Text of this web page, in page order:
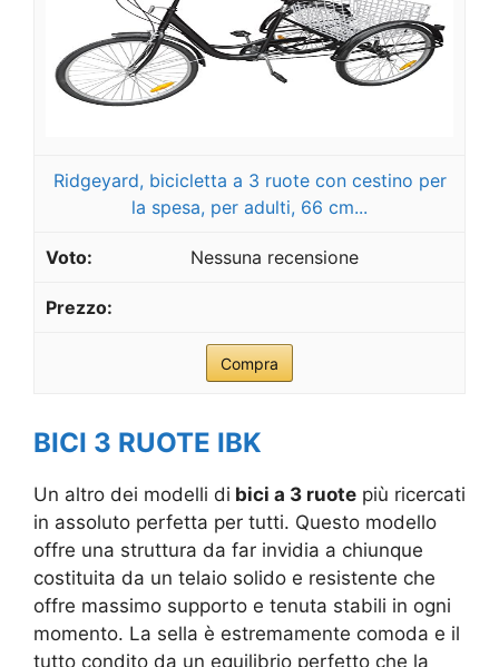
Ridgeyard, bicicletta a 3 ruote con cestino per
la spesa, per adulti, 66 cm...
Nessuna recensione
Compra
BICI 3 RUOTE IBK
Un altro dei modelli di bici a 3 ruote più ricercati
in assoluto perfetta per tutti. Questo modello
offre una struttura da far invidia a chiunque
costituita da un telaio solido e resistente che
offre massimo supporto e tenuta stabili in ogni
momento. La sella è estremamente comoda e il
tutto condito da un equilibrio perfetto che la